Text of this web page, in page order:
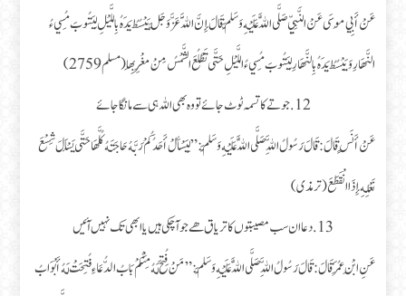
عَنْ أَبِي مُوسَى عَنْ النَّبِيِّ صَلَّى اللَّهُ عَلَيْهِ وَسَلَّمَ قَالَ إِنَّ اللَّهَ عَزَّ وَجَلَّ يَبْسُطُ يَدَهُ بِاللَّيْلِ لِيَتُوبَ مُسِيءُ
النَّهَارِ وَيَبْسُطُ يَدَهُ بِالنَّهَارِ لِيَتُوبَ مُسِيءُ اللَّيْلِ حَتَّى تَطْلُعَ الشَّمْسُ مِنْ مَغْرِبِهَا (مسلم 2759)
12.جوتے کا تسمہ ٹوٹ جائے تو وہ بھی اللہ ہی سے مانگا جائے
عَنْ أَنَسٍ قَالَ : قَالَ رَسُولُ اللَّهِ صَلَّى اللَّهُ عَلَيْهِ وَسَلَّمَ : ” لِيَسْأَلْ أَحَدُكُمْ رَبَّهُ حَاجَتَهُ كُلَّهَا حَتَّى يَسْأَلَ شِسْعَ
نَعْلِهِ إِذَا انْقَطَعَ (ترمذی)
13.دعا ان سب مصیبتوں کا تریاق ھے جو آچکی ہیں یا ابھی تک نہیں آئیں
عَنِ ابْنِ عُمَرَ قَالَ : قَالَ رَسُولُ اللَّهِ صَلَّى اللَّهُ عَلَيْهِ وَسَلَّمَ : ” مَنْ فُتِحَ لَهُ مِنْكُمْ بَابُ الدُّعَاءِ فُتِحَتْ لَهُ أَبْوَابُ